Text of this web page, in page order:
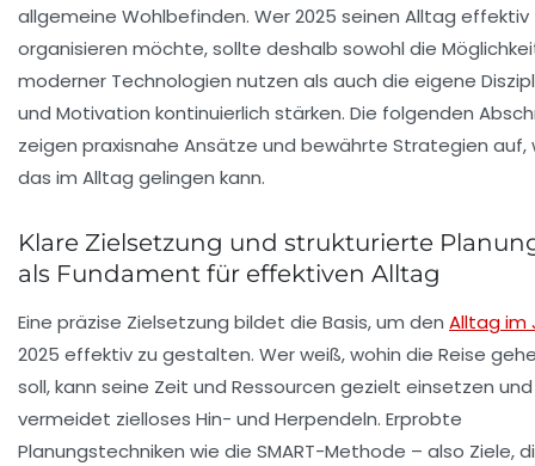
allgemeine Wohlbefinden. Wer 2025 seinen Alltag effektiv
organisieren möchte, sollte deshalb sowohl die
moderner Technologien nutzen als auch die eigene
und Motivation kontinuierlich stärken. Die folgenden
zeigen praxisnahe Ansätze und bewährte Strategien auf,
das im Alltag gelingen kann.
Klare Zielsetzung und strukturierte
als Fundament für effektiven Alltag
Eine präzise Zielsetzung bildet die Basis, um den Alltag im
2025 effektiv zu gestalten. Wer weiß, wohin die Reise
soll, kann seine Zeit und Ressourcen gezielt einsetzen und
vermeidet zielloses Hin- und Herpendeln. Erprobte
Planungstechniken wie die SMART-Methode – also Ziele,